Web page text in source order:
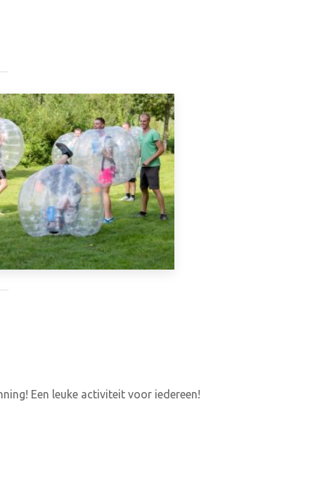
Een leuke activiteit voor iedereen!